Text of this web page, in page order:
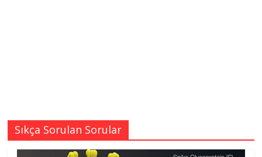
Sıkça Sorulan Sorular